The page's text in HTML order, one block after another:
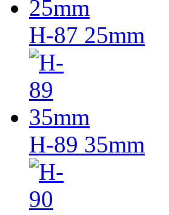
H-87 25mm
H-89 35mm